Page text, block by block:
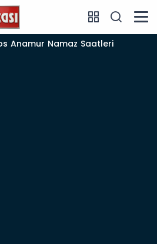
Anamur Namaz Saatleri